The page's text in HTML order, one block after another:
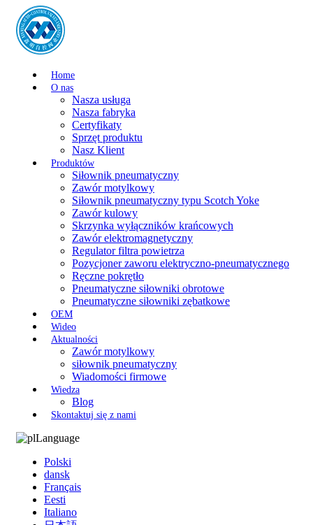
Home
O nas
Nasza usługa
Nasza fabryka
Certyfikaty
Sprzęt produktu
Nasz Klient
Produktów
Siłownik pneumatyczny
Zawór motylkowy
Siłownik pneumatyczny typu Scotch Yoke
Zawór kulowy
Skrzynka wyłączników krańcowych
Zawór elektromagnetyczny
Regulator filtra powietrza
Pozycjoner zaworu elektryczno-pneumatycznego
Ręczne pokrętło
Pneumatyczne siłowniki obrotowe
Pneumatyczne siłowniki zębatkowe
OEM
Wideo
Aktualności
Zawór motylkowy
siłownik pneumatyczny
Wiadomości firmowe
Wiedza
Blog
Skontaktuj się z nami
Language
Polski
dansk
Français
Eesti
Italiano